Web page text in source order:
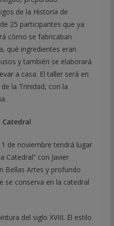
de la Historia de
25 participantes que ya
cómo se fabricaban
qué ingredientes eran
y también se elaborará
a casa. El taller será en
la Trinidad, con la
de noviembre tendrá lugar
Catedral” con Javier
Bellas Artes y profundo
se conserva en la catedral
del siglo XVIII. El estilo